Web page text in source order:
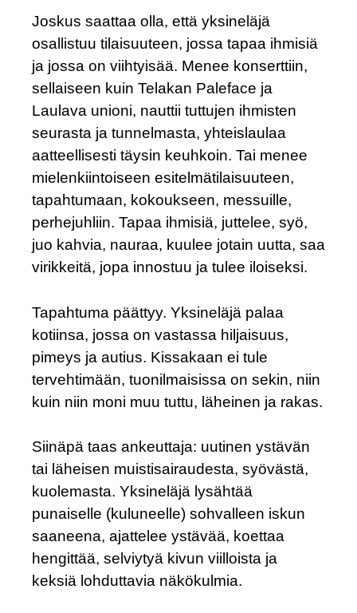
Joskus saattaa olla, että yksineläjä
osallistuu tilaisuuteen, jossa tapaa ihmisiä
ja jossa on viihtyisää. Menee konserttiin,
sellaiseen kuin Telakan Paleface ja
Laulava unioni, nauttii tuttujen ihmisten
seurasta ja tunnelmasta, yhteislaulaa
aatteellisesti täysin keuhkoin. Tai menee
mielenkiintoiseen esitelmätilaisuuteen,
tapahtumaan, kokoukseen, messuille,
perhejuhliin. Tapaa ihmisiä, juttelee, syö,
juo kahvia, nauraa, kuulee jotain uutta, saa
virikkeitä, jopa innostuu ja tulee iloiseksi.
Tapahtuma päättyy. Yksineläjä palaa
kotiinsa, jossa on vastassa hiljaisuus,
pimeys ja autius. Kissakaan ei tule
tervehtimään, tuonilmaisissa on sekin, niin
kuin niin moni muu tuttu, läheinen ja rakas.
Siinäpä taas ankeuttaja: uutinen ystävän
tai läheisen muistisairaudesta, syövästä,
kuolemasta. Yksineläjä lysähtää
punaiselle (kuluneelle) sohvalleen iskun
saaneena, ajattelee ystävää, koettaa
hengittää, selviytyä kivun viilloista ja
keksiä lohduttavia näkökulmia.